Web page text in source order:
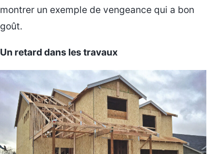
montrer un exemple de vengeance qui a bon
goût.
Un retard dans les travaux